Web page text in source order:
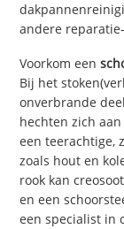
andere
Voorkom een
Bij het
onverbrande
hechten zich
een teerachtige,
zoals hout en
rook kan
en een
een specialist in